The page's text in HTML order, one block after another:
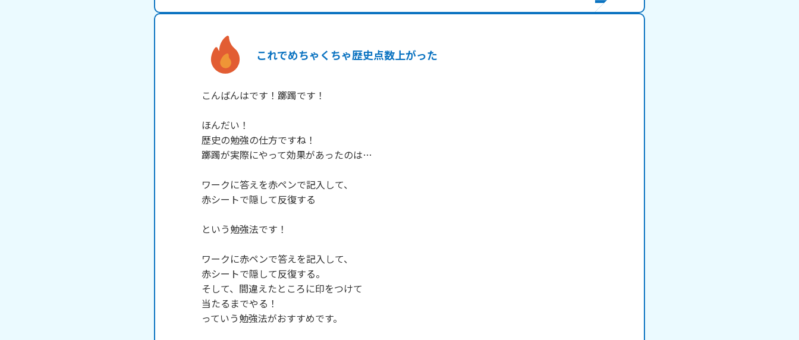
これでめちゃくちゃ歴史点数上がった
こんばんはです！躑躅です！
ほんだい！
歴史の勉強の仕方ですね！
躑躅が実際にやって効果があったのは…
ワークに答えを赤ペンで記入して、
赤シートで隠して反復する
という勉強法です！
ワークに赤ペンで答えを記入して、
赤シートで隠して反復する。
そして、間違えたところに印をつけて
当たるまでやる！
っていう勉強法がおすすめです。